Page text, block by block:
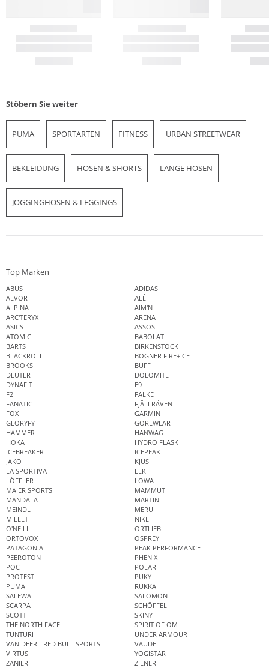
Stöbern Sie weiter
PUMA SPORTARTEN FITNESS URBAN STREETWEAR
BEKLEIDUNG HOSEN & SHORTS LANGE HOSEN
JOGGINGHOSEN & LEGGINGS
Top Marken
ABUS
ADIDAS
AEVOR
ALÉ
ALPINA
AIM'N
ARC'TERYX
ARENA
ASICS
ASSOS
ATOMIC
BABOLAT
BARTS
BIRKENSTOCK
BLACKROLL
BOGNER FIRE+ICE
BROOKS
BUFF
DEUTER
DOLOMITE
DYNAFIT
E9
F2
FALKE
FANATIC
FJÄLLRÄVEN
FOX
GARMIN
GLORYFY
GOREWEAR
HAMMER
HANWAG
HOKA
HYDRO FLASK
ICEBREAKER
ICEPEAK
JAKO
KJUS
LA SPORTIVA
LEKI
LÖFFLER
LOWA
MAIER SPORTS
MAMMUT
MANDALA
MARTINI
MEINDL
MERU
MILLET
NIKE
O'NEILL
ORTLIEB
ORTOVOX
OSPREY
PATAGONIA
PEAK PERFORMANCE
PEEROTON
PHENIX
POC
POLAR
PROTEST
PUKY
PUMA
RUKKA
SALEWA
SALOMON
SCARPA
SCHÖFFEL
SCOTT
SKINY
THE NORTH FACE
SPIRIT OF OM
TUNTURI
UNDER ARMOUR
VAN DEER - RED BULL SPORTS
VAUDE
VIRTUS
YOGISTAR
ZANIER
ZIENER